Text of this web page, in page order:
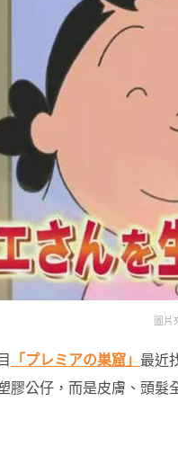
圖片
「プレミアの巣窟」 最近
膠公仔，而是皮膚、頭